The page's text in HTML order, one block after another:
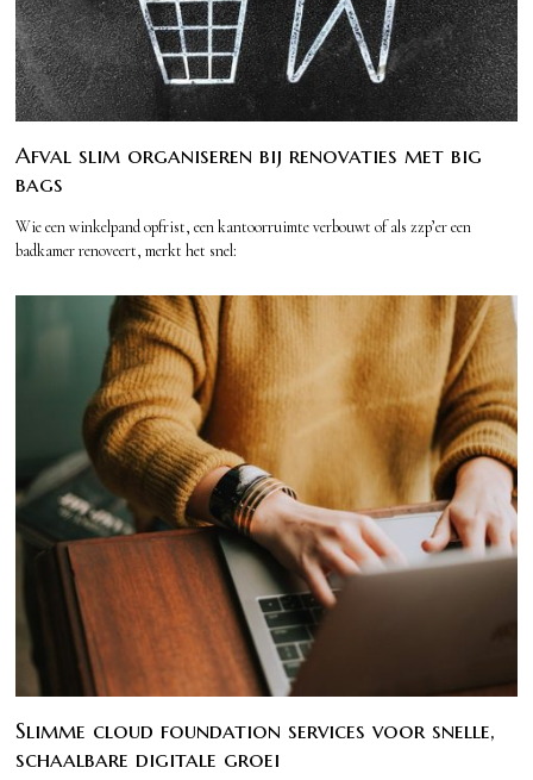
Afval slim organiseren bij renovaties met big
bags
Wie een winkelpand opfrist, een kantoorruimte verbouwt of als zzp’er een
badkamer renoveert, merkt het snel:
Slimme cloud foundation services voor snelle,
schaalbare digitale groei